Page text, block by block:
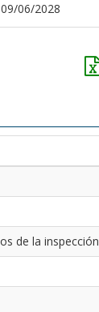
09/06/2028
de la inspección